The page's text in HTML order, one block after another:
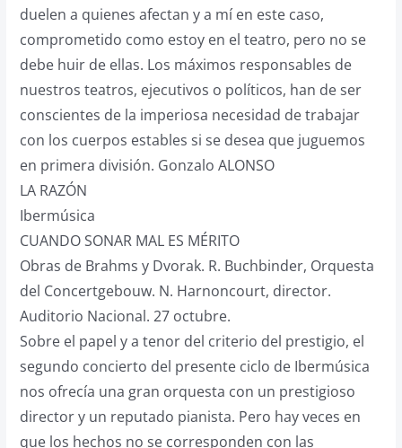
duelen a quienes afectan y a mí en este caso,
comprometido como estoy en el teatro, pero no se
debe huir de ellas. Los máximos responsables de
nuestros teatros, ejecutivos o políticos, han de ser
conscientes de la imperiosa necesidad de trabajar
con los cuerpos estables si se desea que juguemos
en primera división. Gonzalo ALONSO
LA RAZÓN
Ibermúsica
CUANDO SONAR MAL ES MÉRITO
Obras de Brahms y Dvorak. R. Buchbinder, Orquesta
del Concertgebouw. N. Harnoncourt, director.
Auditorio Nacional. 27 octubre.
Sobre el papel y a tenor del criterio del prestigio, el
segundo concierto del presente ciclo de Ibermúsica
nos ofrecía una gran orquesta con un prestigioso
director y un reputado pianista. Pero hay veces en
que los hechos no se corresponden con las